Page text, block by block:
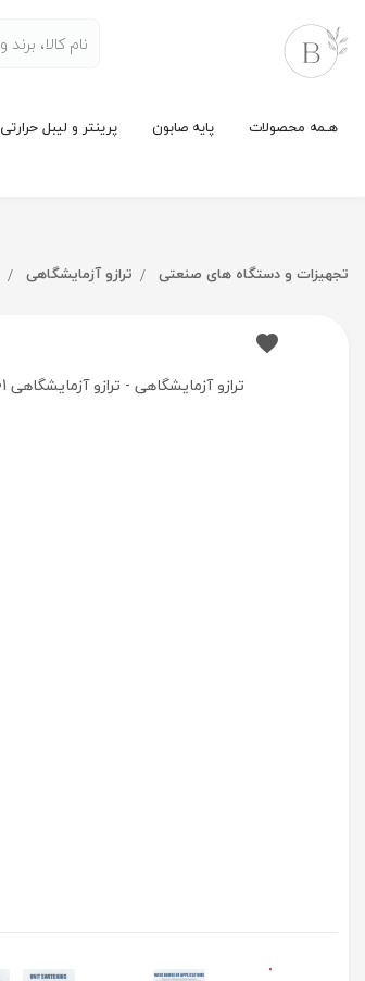
هـمه محصولات پایه صابون پرینتر و لیبل حرارتی
تجهیزات و دستگاه های صنعتی ترازو آزمایشگاهی
ترازو آزمایشگاهی - ترازو آزمایشگاهی 0.01